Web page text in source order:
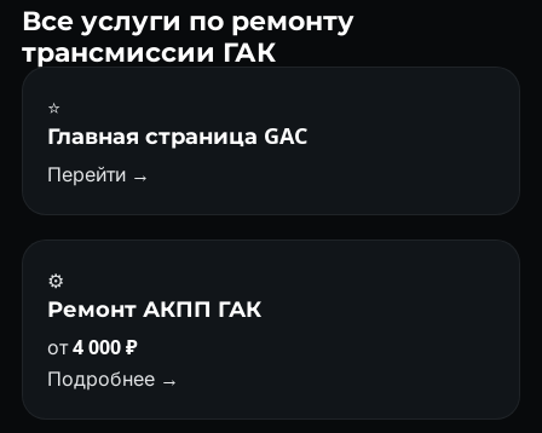
Все услуги по ремонту
трансмиссии ГАК
⭐
Главная страница GAC
Перейти →
⚙️
Ремонт АКПП ГАК
от4 000 ₽
Подробнее →